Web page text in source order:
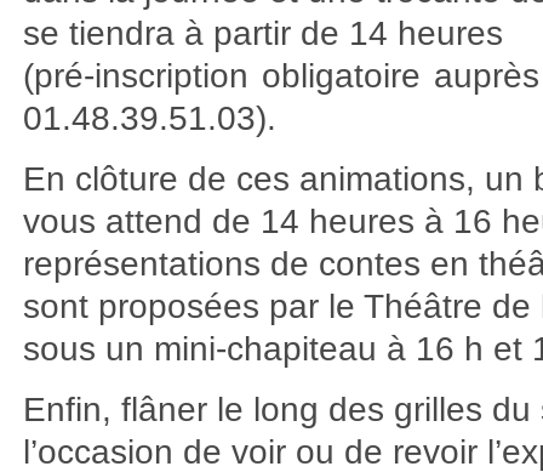
se tiendra à partir de 14 heures
(pré-inscription obligatoire
01.48.39.51.03).
En clôture de ces animations, un
vous attend de 14 heures à 16
représentations de contes en
sont proposées par le Théâtre de
sous un mini-chapiteau à 16 h et
Enfin, flâner le long des grilles du
l’occasion de voir ou de revoir